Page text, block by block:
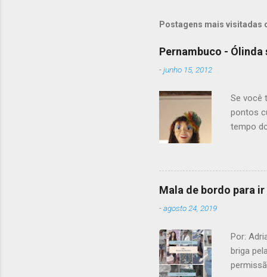
Postagens mais visitadas
Pernambuco -
-junho 15, 2012
Se você
pontos
tempo
E no
motivo
domínio
Mala de bordo para
-agosto 24, 2019
Por:
briga